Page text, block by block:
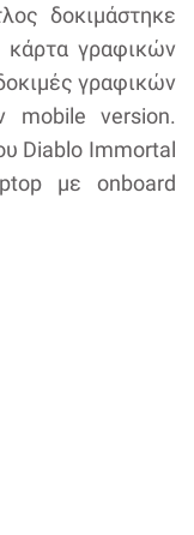
δοκιμάστηκε
κάρτα γραφικών
γραφικών
mobile version.
Diablo Immortal
με onboard